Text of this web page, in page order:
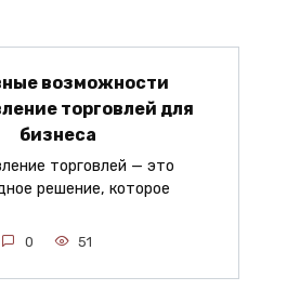
возможности
торговлей для
бизнеса
торговлей — это
решение, которое
0 51